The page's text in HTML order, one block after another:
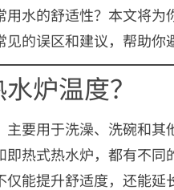
水的舒适性？本文将为
的误区和建议，帮助你
炉温度？
要用于洗澡、洗碗和其
热式热水炉，都有不同
能提升舒适度，还能延